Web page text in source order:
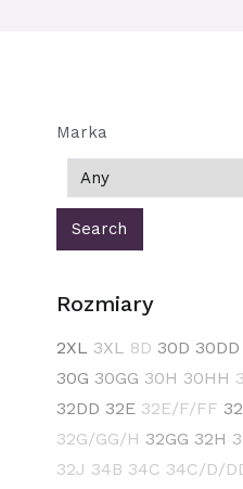
Marka
Rozmiary
2XL 3XL 8D 30D 30DD
30G 30GG 30H 30HH
32DD 32E 32E/F/FF
32G/GG/H 32GG 32H
32J 34B 34C 34C/D/